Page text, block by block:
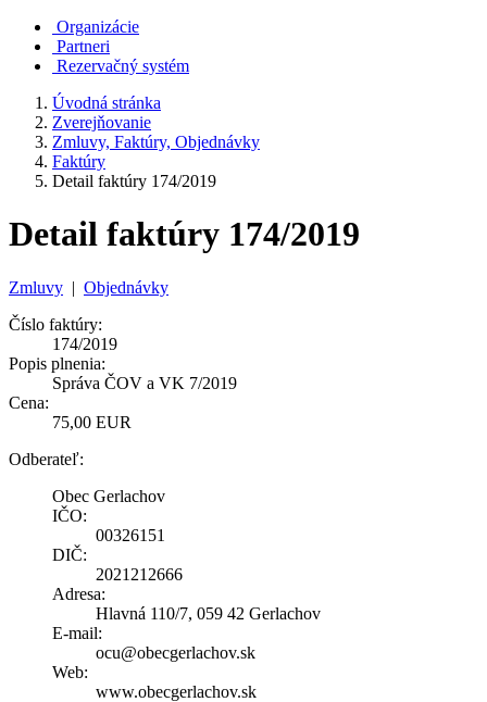
Organizácie
Partneri
Rezervačný systém
Úvodná stránka
Zverejňovanie
Zmluvy, Faktúry, Objednávky
Faktúry
Detail faktúry 174/2019
Detail faktúry 174/2019
Zmluvy | Objednávky
Číslo faktúry:
174/2019
Popis plnenia:
Správa ČOV a VK 7/2019
Cena:
75,00 EUR
Odberateľ:
Obec Gerlachov
IČO:
00326151
DIČ:
2021212666
Adresa:
Hlavná 110/7, 059 42 Gerlachov
E-mail:
ocu@obecgerlachov.sk
Web:
www.obecgerlachov.sk